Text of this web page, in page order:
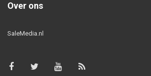
Over ons
SaleMedia.nl